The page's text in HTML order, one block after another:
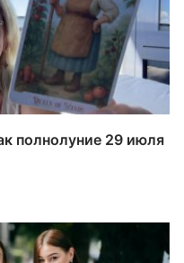
полнолуние 29 июля